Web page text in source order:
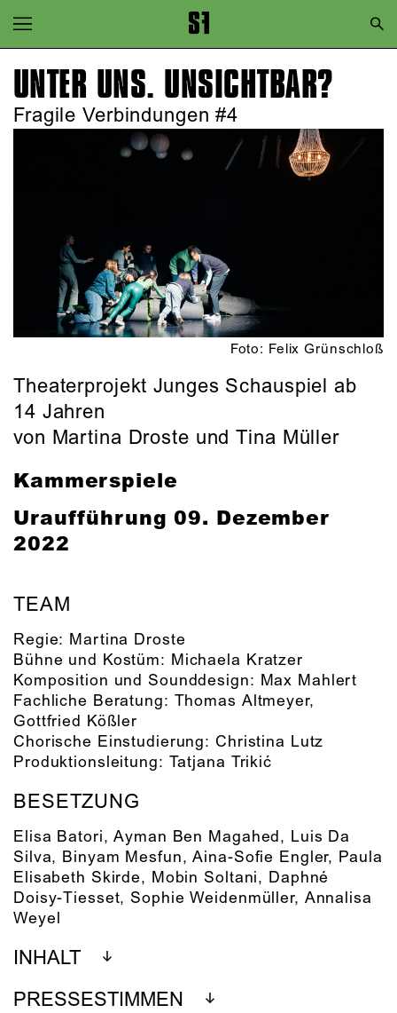
Zur Hauptnavigation springen
Zum Hauptinhalt springen
Zum Footer springen
UNTER UNS. UNSICHTBAR?
Fragile Verbindungen #4
Foto: Felix Grünschloß
Theaterprojekt Junges Schauspiel ab
14 Jahren
von Martina Droste und Tina Müller
Kammerspiele
Uraufführung 09. Dezember
2022
TEAM
Regie: Martina Droste
Bühne und Kostüm: Michaela Kratzer
Komposition und Sounddesign: Max Mahlert
Fachliche Beratung: Thomas Altmeyer,
Gottfried Kößler
Chorische Einstudierung: Christina Lutz
Produktionsleitung: Tatjana Trikić
BESETZUNG
Elisa Batori, Ayman Ben Magahed, Luis Da
Silva, Binyam Mesfun, Aina-Sofie Engler, Paula
Elisabeth Skirde, Mobin Soltani, Daphné
Doisy-Tiesset, Sophie Weidenmüller, Annalisa
Weyel
INHALT
PRESSESTIMMEN